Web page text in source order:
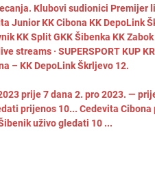
Klubovi sudionici Premijer
Junior KK Cibona KK DepoLink
KK Split GKK Šibenka KK
streams · SUPERSPORT KUP
– KK DepoLink Škrljevo 12.
prije 7 dana 2. pro 2023. —
prijenos 10... Cedevita Cibona
uživo gledati 10 ...